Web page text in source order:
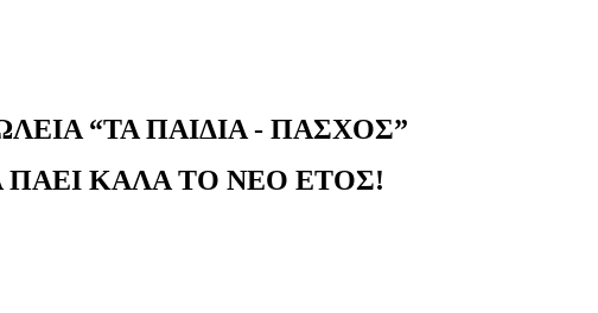
“ΤΑ ΠΑΙΔΙΑ - ΠΑΣΧΟΣ”
ΠΑΕΙ ΚΑΛΑ ΤΟ ΝΕΟ ΕΤΟΣ!